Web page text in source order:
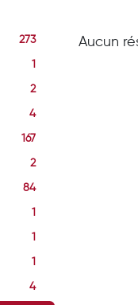
273
1
2
4
167
2
84
1
1
1
4
Aucun